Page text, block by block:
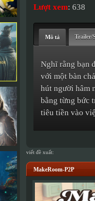
Lượt xem: 638
Mô tả Trailer/
Nghĩ rằng bạn
với một bàn
hút người hâm
bằng từng bức
tiêu tiền vào
viết đề xuất:
MakeRoom-P2P